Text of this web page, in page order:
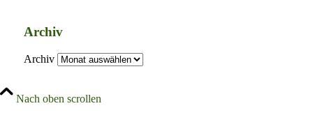
Archiv
Archiv
Nach oben scrollen